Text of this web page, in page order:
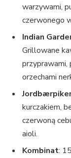
warzywami,
czerwonego
Indian
Grillowane
przyprawami,
orzechami
kurczakiem,
czerwoną
aioli.
Kombinat: